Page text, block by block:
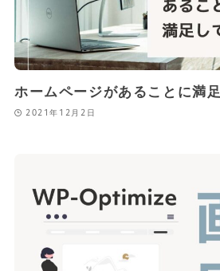
ホームページがあることに満
2021年12月2日